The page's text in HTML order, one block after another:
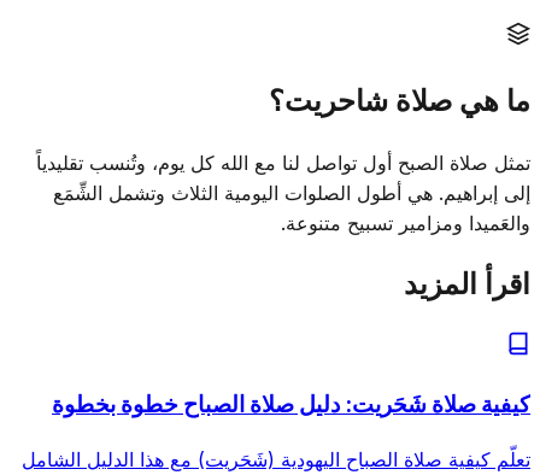
ما هي صلاة شاحريت؟
تمثل صلاة الصبح أول تواصل لنا مع الله كل يوم، وتُنسب تقليدياً
إلى إبراهيم. هي أطول الصلوات اليومية الثلاث وتشمل الشِّمَع
والعَميدا ومزامير تسبيح متنوعة.
اقرأ المزيد
كيفية صلاة شَحَريت: دليل صلاة الصباح خطوة بخطوة
تعلّم كيفية صلاة الصباح اليهودية (شَحَريت) مع هذا الدليل الشامل